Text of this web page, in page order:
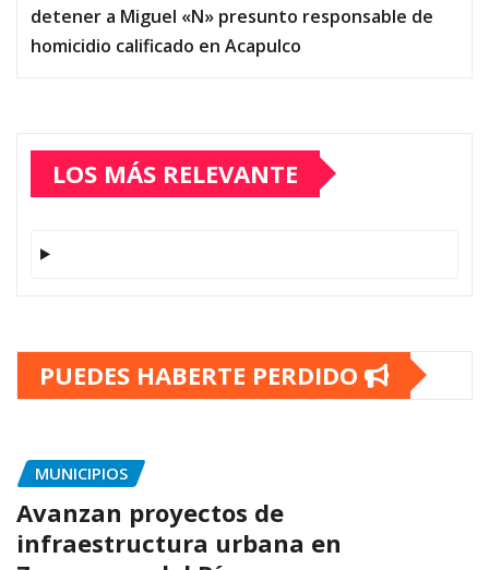
detener a Miguel «N» presunto responsable de
homicidio calificado en Acapulco
LOS MÁS RELEVANTE
PUEDES HABERTE PERDIDO
MUNICIPIOS
Avanzan proyectos de
infraestructura urbana en